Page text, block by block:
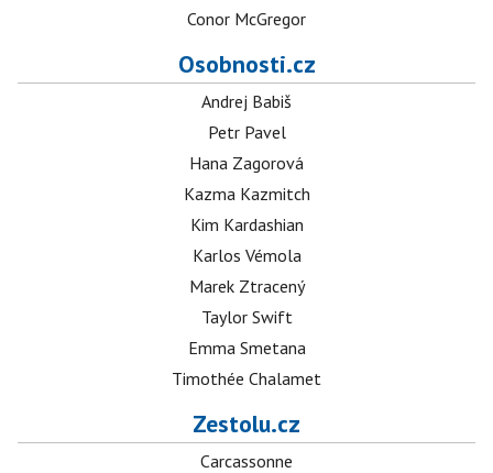
Conor McGregor
Osobnosti.cz
Andrej Babiš
Petr Pavel
Hana Zagorová
Kazma Kazmitch
Kim Kardashian
Karlos Vémola
Marek Ztracený
Taylor Swift
Emma Smetana
Timothée Chalamet
Zestolu.cz
Carcassonne